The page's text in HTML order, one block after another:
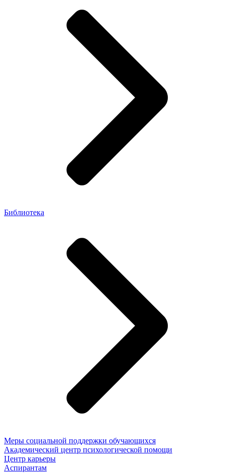
Библиотека
Меры социальной поддержки обучающихся
Академический центр психологической помощи
Центр карьеры
Аспирантам